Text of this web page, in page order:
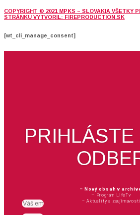
COPYRIGHT © 2021 MPKS – SLOVAKIA VŠETKY
STRÁNKU VYTVORIL: FIREPRODUCTION.SK
[wt_cli_manage_consent]
PRIHLÁSTE
– Nový obsah v
– Program LifeTv
– Aktuality a zaujímavosti